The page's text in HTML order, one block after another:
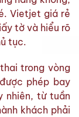
Vietjet giá rẻ
tờ và hiểu rõ
tục.
trong vòng
phép bay
nhiên, từ tuần
khách phải